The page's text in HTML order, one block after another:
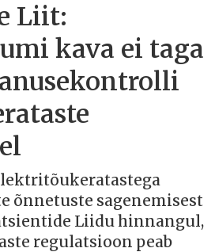
Liit:
kava ei taga
õnnetuste sagenemisest
Liidu hinnangul,
regulatsioon peab